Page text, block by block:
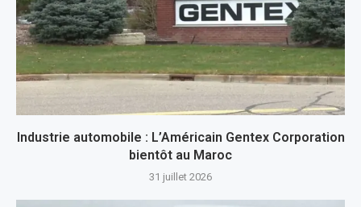
Industrie automobile : L’Américain Gentex Corporation
bientôt au Maroc
31 juillet 2026